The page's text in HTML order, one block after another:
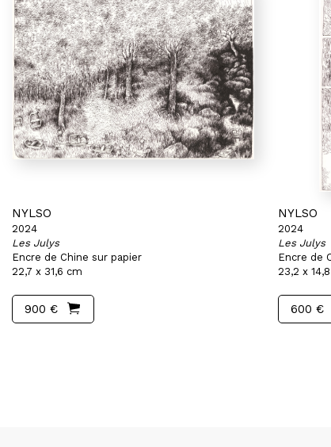
NYLSO
2024
Les Julys
Encre de Chine sur papier
22,7 x 31,6 cm
900 €
NYLSO
2024
Les Julys
Encre de
23,2 x
600 €